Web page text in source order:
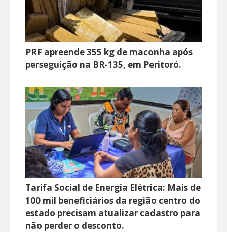
PRF apreende 355 kg de maconha após
perseguição na BR-135, em Peritoró.
Tarifa Social de Energia Elétrica: Mais de
100 mil beneficiários da região centro do
estado precisam atualizar cadastro para
não perder o desconto.